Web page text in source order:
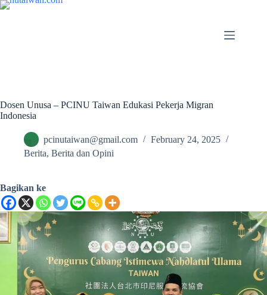
Dosen Unusa – PCINU Taiwan Edukasi Pekerja Migran
Indonesia
pcinutaiwan@gmail.com
February 24, 2025
Berita, Berita dan Opini
Bagikan ke